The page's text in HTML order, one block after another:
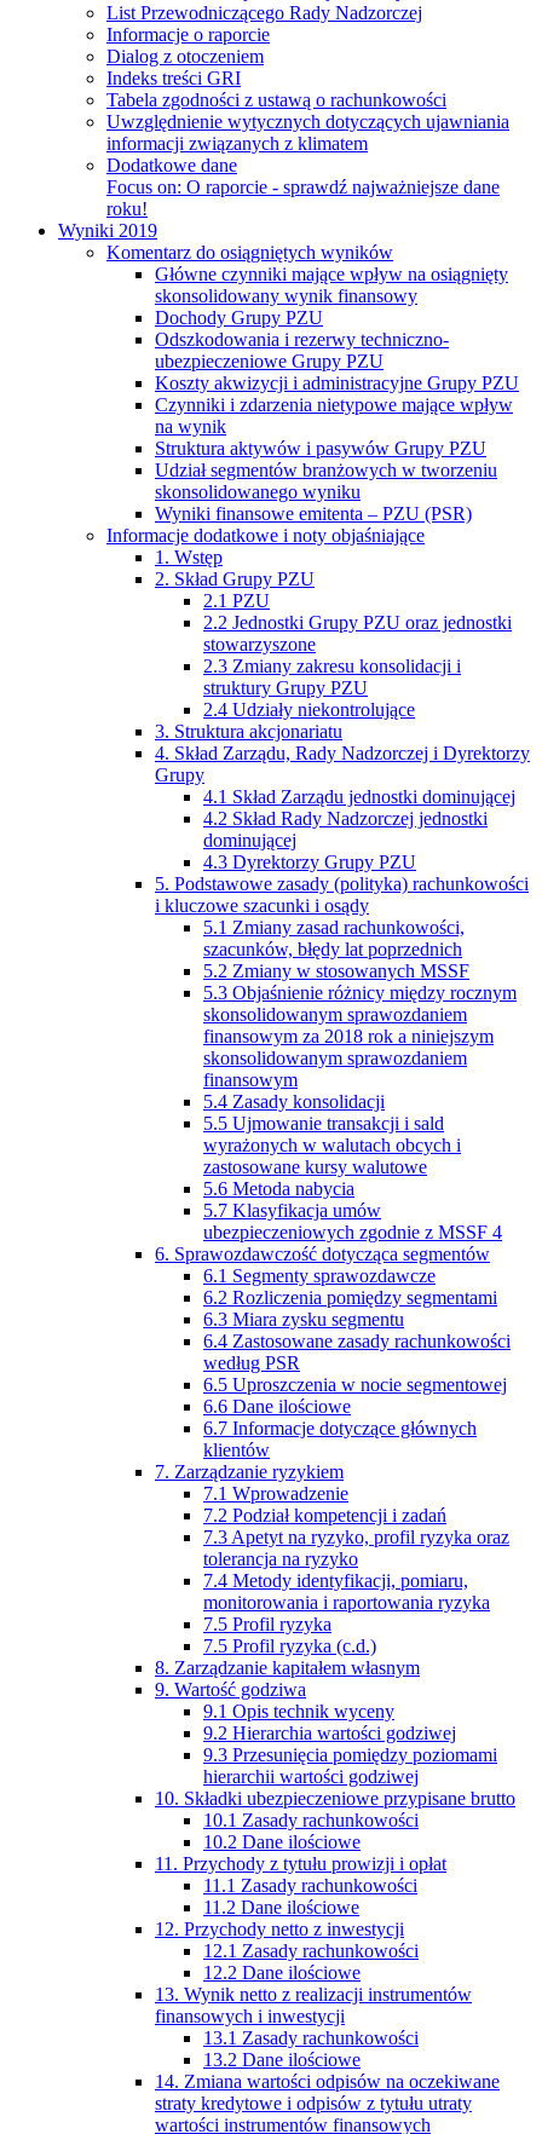
List Przewodniczącego Rady Nadzorczej
Informacje o raporcie
Dialog z otoczeniem
Indeks treści GRI
Tabela zgodności z ustawą o rachunkowości
Uwzględnienie wytycznych dotyczących ujawniania
informacji związanych z klimatem
Dodatkowe dane
Focus on: O raporcie - sprawdź najważniejsze dane
roku!
Wyniki 2019
Komentarz do osiągniętych wyników
Główne czynniki mające wpływ na osiągnięty
skonsolidowany wynik finansowy
Dochody Grupy PZU
Odszkodowania i rezerwy techniczno-
ubezpieczeniowe Grupy PZU
Koszty akwizycji i administracyjne Grupy PZU
Czynniki i zdarzenia nietypowe mające wpływ
na wynik
Struktura aktywów i pasywów Grupy PZU
Udział segmentów branżowych w tworzeniu
skonsolidowanego wyniku
Wyniki finansowe emitenta – PZU (PSR)
Informacje dodatkowe i noty objaśniające
1. Wstęp
2. Skład Grupy PZU
2.1 PZU
2.2 Jednostki Grupy PZU oraz jednostki
stowarzyszone
2.3 Zmiany zakresu konsolidacji i
struktury Grupy PZU
2.4 Udziały niekontrolujące
3. Struktura akcjonariatu
4. Skład Zarządu, Rady Nadzorczej i Dyrektorzy
Grupy
4.1 Skład Zarządu jednostki dominującej
4.2 Skład Rady Nadzorczej jednostki
dominującej
4.3 Dyrektorzy Grupy PZU
5. Podstawowe zasady (polityka) rachunkowości
i kluczowe szacunki i osądy
5.1 Zmiany zasad rachunkowości,
szacunków, błędy lat poprzednich
5.2 Zmiany w stosowanych MSSF
5.3 Objaśnienie różnicy między rocznym
skonsolidowanym sprawozdaniem
finansowym za 2018 rok a niniejszym
skonsolidowanym sprawozdaniem
finansowym
5.4 Zasady konsolidacji
5.5 Ujmowanie transakcji i sald
wyrażonych w walutach obcych i
zastosowane kursy walutowe
5.6 Metoda nabycia
5.7 Klasyfikacja umów
ubezpieczeniowych zgodnie z MSSF 4
6. Sprawozdawczość dotycząca segmentów
6.1 Segmenty sprawozdawcze
6.2 Rozliczenia pomiędzy segmentami
6.3 Miara zysku segmentu
6.4 Zastosowane zasady rachunkowości
według PSR
6.5 Uproszczenia w nocie segmentowej
6.6 Dane ilościowe
6.7 Informacje dotyczące głównych
klientów
7. Zarządzanie ryzykiem
7.1 Wprowadzenie
7.2 Podział kompetencji i zadań
7.3 Apetyt na ryzyko, profil ryzyka oraz
tolerancja na ryzyko
7.4 Metody identyfikacji, pomiaru,
monitorowania i raportowania ryzyka
7.5 Profil ryzyka
7.5 Profil ryzyka (c.d.)
8. Zarządzanie kapitałem własnym
9. Wartość godziwa
9.1 Opis technik wyceny
9.2 Hierarchia wartości godziwej
9.3 Przesunięcia pomiędzy poziomami
hierarchii wartości godziwej
10. Składki ubezpieczeniowe przypisane brutto
10.1 Zasady rachunkowości
10.2 Dane ilościowe
11. Przychody z tytułu prowizji i opłat
11.1 Zasady rachunkowości
11.2 Dane ilościowe
12. Przychody netto z inwestycji
12.1 Zasady rachunkowości
12.2 Dane ilościowe
13. Wynik netto z realizacji instrumentów
finansowych i inwestycji
13.1 Zasady rachunkowości
13.2 Dane ilościowe
14. Zmiana wartości odpisów na oczekiwane
straty kredytowe i odpisów z tytułu utraty
wartości instrumentów finansowych